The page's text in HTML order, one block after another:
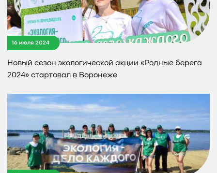
16 июля 2024
Новый сезон экологической акции «Родные берега
2024» стартовал в Воронеже